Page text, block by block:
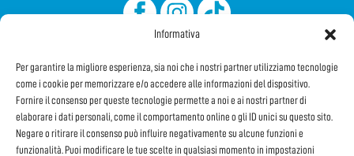
Informativa
Per garantire la migliore esperienza, sia noi che i nostri partner utilizziamo tecnologie
come i cookie per memorizzare e/o accedere alle informazioni del dispositivo.
Fornire il consenso per queste tecnologie permette a noi e ai nostri partner di
elaborare i dati personali, come il comportamento online o gli ID unici su questo sito.
Negare o ritirare il consenso può influire negativamente su alcune funzioni e
funzionalità. Puoi modificare le tue scelte in qualsiasi momento in impostazioni
Iscriviti alla Newsletter